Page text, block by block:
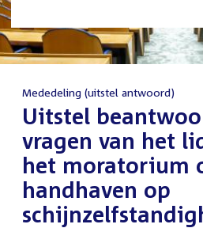
Mededeling (uitstel antwoord)
:Uitstel
vragen van het
het moratorium
handhaven op